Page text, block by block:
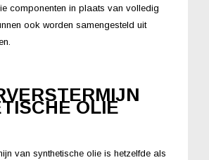
componenten in plaats van volledig
ook worden samengesteld uit
OLIE
van synthetische olie is hetzelfde als